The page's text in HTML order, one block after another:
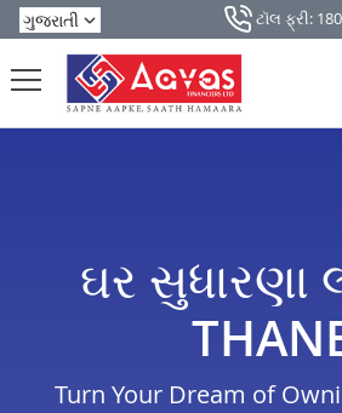
ટૉલ ફ્રી:
ઘર સુધારણા
Turn Your Dream of